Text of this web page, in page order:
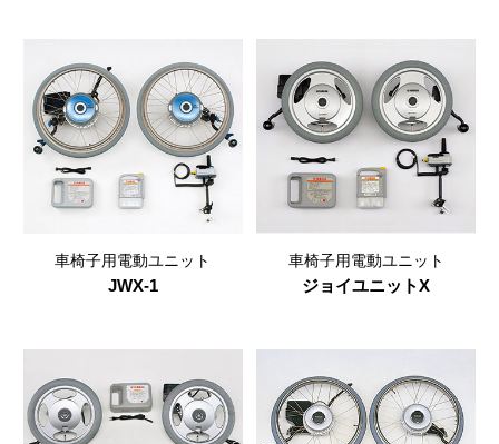
車椅子用電動ユニット
JWX-1
車椅子用電動ユニット
ジョイユニットX